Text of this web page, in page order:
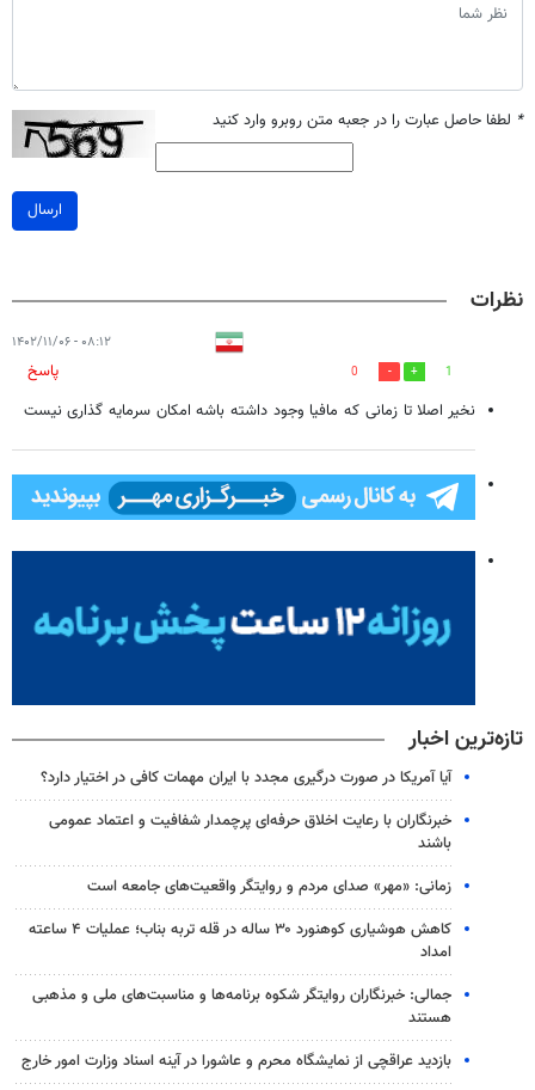
* لطفا حاصل عبارت را در جعبه متن روبرو وارد کنید
ارسال
نظرات
۰۸:۱۲ - ۱۴۰۲/۱۱/۰۶
1
0
پاسخ
نخیر اصلا تا زمانی که مافیا وجود داشته باشه امکان سرمایه گذاری نیست
تازه‌ترین اخبار
آیا آمریکا در صورت درگیری مجدد با ایران مهمات کافی در اختیار دارد؟
خبرنگاران با رعایت اخلاق حرفه‌ای پرچمدار شفافیت و اعتماد عمومی
باشند
زمانی: «مهر» صدای مردم و روایتگر واقعیت‌های جامعه است
کاهش هوشیاری کوهنورد ۳۰ ساله در قله تربه بناب؛ عملیات ۴ ساعته
امداد
جمالی: خبرنگاران روایتگر شکوه برنامه‌ها و مناسبت‌های ملی و مذهبی
هستند
بازدید عراقچی از نمایشگاه محرم و عاشورا در آینه اسناد وزارت امور خارج